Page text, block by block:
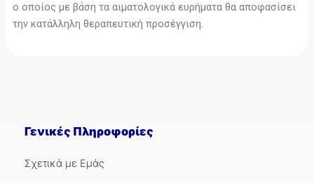
ο οποίος με βάση τα αιματολογικά ευρήματα θα αποφασίσει
την κατάλληλη θεραπευτική προσέγγιση.
Γενικές Πληροφορίες
Σχετικά με Εμάς